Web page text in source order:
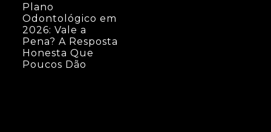
Plano
Odontológico em
2026: Vale a
Pena? A Resposta
Honesta Que
Poucos Dão